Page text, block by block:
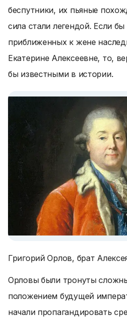
беспутники, их пьяные
сила стали легендой. Если
приближенных к жене
Екатерине Алексеевне, то,
бы известными в истории.
Григорий Орлов, брат
Орловы были тронуты
положением будущей
начали пропагандировать